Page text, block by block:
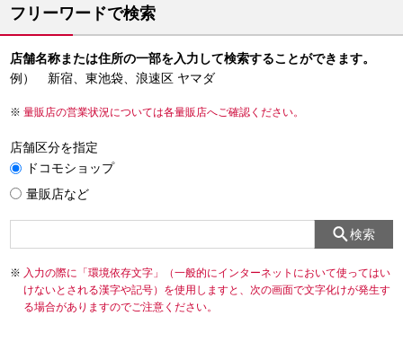
フリーワードで検索
店舗名称または住所の一部を入力して検索することができます。
例） 新宿、東池袋、浪速区 ヤマダ
量販店の営業状況については各量販店へご確認ください。
店舗区分を指定
ドコモショップ
量販店など
検索
入力の際に「環境依存文字」（一般的にインターネットにおいて使ってはい
けないとされる漢字や記号）を使用しますと、次の画面で文字化けが発生す
る場合がありますのでご注意ください。